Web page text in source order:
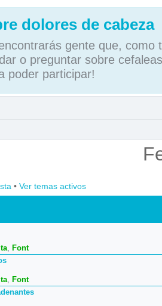
dolores de cabeza
gente que, como
o preguntar sobre
poder participar!
• Ver temas activos
, Font
, Font